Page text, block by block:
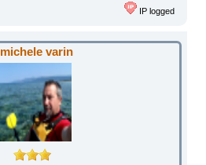
IP logged
michele varin